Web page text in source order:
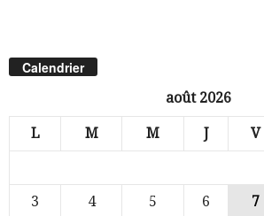
Calendrier
août 2026
L M M J V
3
4 5 6 7